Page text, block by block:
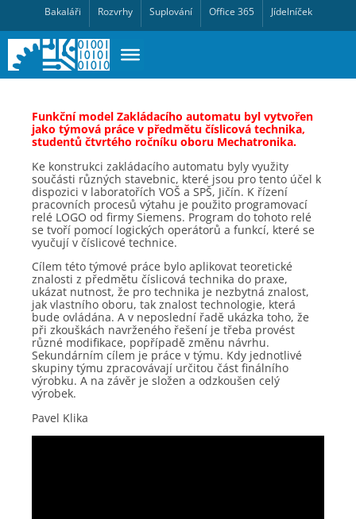
Bakaláři Rozvrhy Suplování Office 365 Jídelníček
Funkční model Zakládacího automatu byl vytvořen
jako týmová práce v předmětu číslicová technika,
studentů čtvrtého ročníku oboru Mechatronika.
Ke konstrukci zakládacího automatu byly využity
součásti různých stavebnic, které jsou pro tento účel k
dispozici v laboratořích VOŠ a SPŠ, Jičín. K řízení
pracovních procesů výtahu je použito programovací
relé LOGO od firmy Siemens. Program do tohoto relé
se tvoří pomocí logických operátorů a funkcí, které se
vyučují v číslicové technice.
Cílem této týmové práce bylo aplikovat teoretické
znalosti z předmětu číslicová technika do praxe,
ukázat nutnost, že pro technika je nezbytná znalost,
jak vlastního oboru, tak znalost technologie, která
bude ovládána. A v neposlední řadě ukázka toho, že
při zkouškách navrženého řešení je třeba provést
různé modifikace, popřípadě změnu návrhu.
Sekundárním cílem je práce v týmu. Kdy jednotlivé
skupiny týmu zpracovávají určitou část finálního
výrobku. A na závěr je složen a odzkoušen celý
výrobek.
Pavel Klika